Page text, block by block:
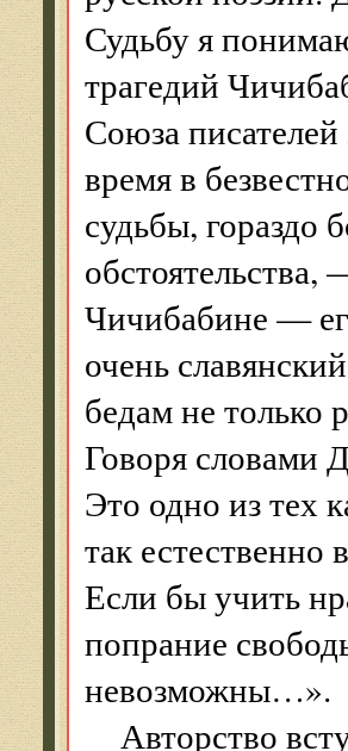
Судьбу я
трагедий
Союза
время в
судьбы, гораздо
обстоятельства,
Чичибабине —
очень
бедам не только
Говоря словами
Это одно из тех
так
Если бы учить
попрание
невозможны…».
Авторство